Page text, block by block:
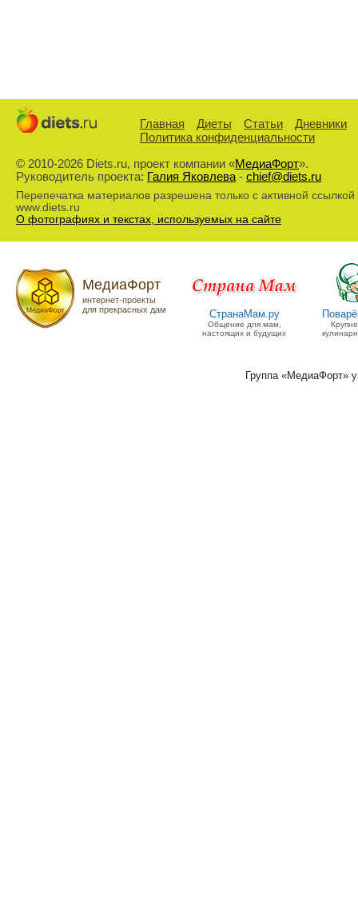
Главная Диеты Статьи
Дневники
Политика конфиденциальности
© 2010-2026 Diets.ru, проект компании «МедиаФорт».
Руководитель проекта: Галия Яковлева- chief@diets.ru
Перепечатка материалов разрешена только с активной ссылкой
www.diets.ru
О фотографиях и текстах, используемых на сайте
МедиаФорт
интернет-проекты
для прекрасных дам
СтранаМам.ру
Общение для мам,
настоящих и будущих
Группа «МедиаФорт»